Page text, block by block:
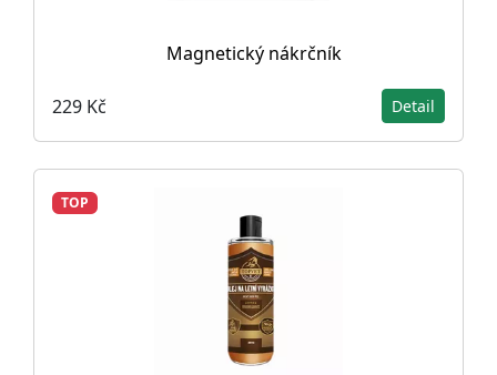
Magnetický nákrčník
229 Kč Detail
TOP